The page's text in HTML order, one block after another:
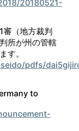
20180521-
審（地方裁判
所が州の管轄
す。
pdfs/
to